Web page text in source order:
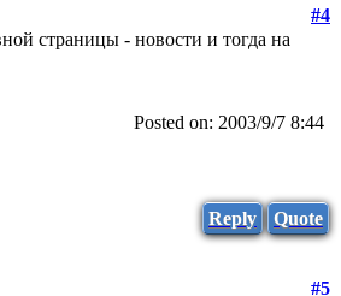
#4
страницы - новости и тогда на
Posted on: 2003/9/7 8:44
Reply
Quote
#5